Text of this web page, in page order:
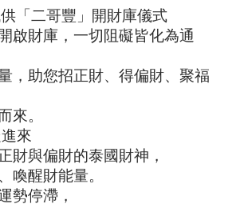
「二哥豐」開財庫儀式
啟財庫，一切阻礙皆化為通
，助您招正財、得偏財、聚福
來。
來
與偏財的泰國財神，
喚醒財能量。
勢停滯，